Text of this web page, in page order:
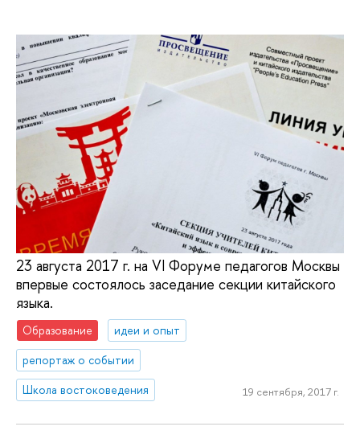
23 августа 2017 г. на VI Форуме педагогов Москвы
впервые состоялось заседание секции китайского
языка.
Образование
идеи и опыт
репортаж о событии
Школа востоковедения
19 сентября, 2017 г.